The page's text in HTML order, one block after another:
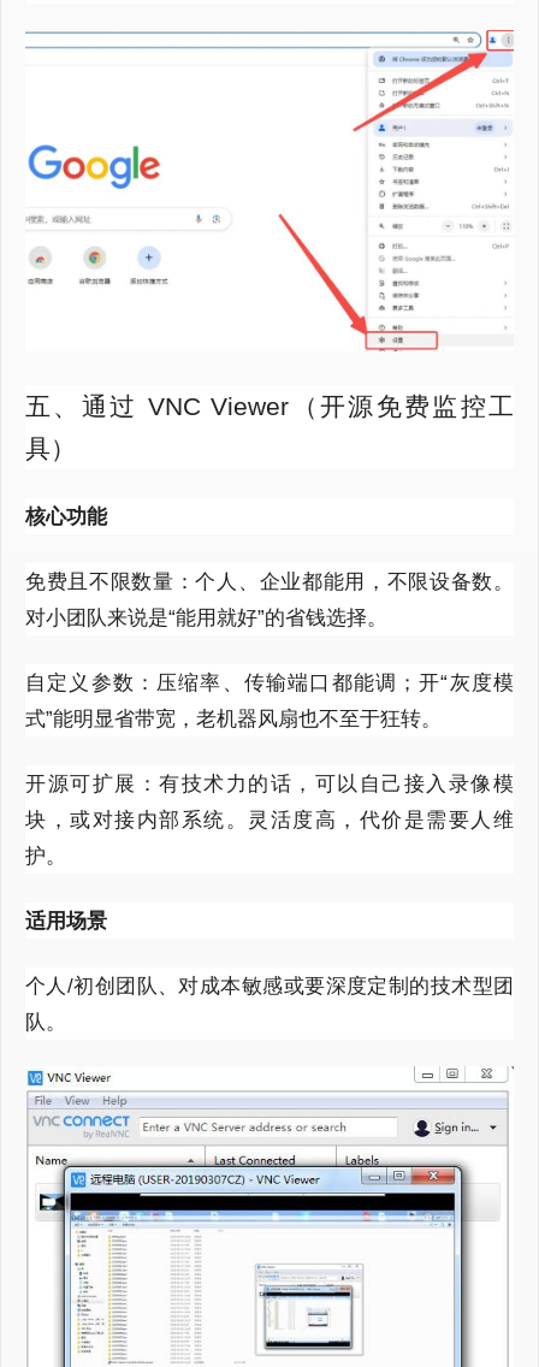
五、通过 VNC Viewer（开源免费监控工
具）
核心功能
免费且不限数量：个人、企业都能用，不限设备数。
对小团队来说是“能用就好”的省钱选择。
自定义参数：压缩率、传输端口都能调；开“灰度模
式”能明显省带宽，老机器风扇也不至于狂转。
开源可扩展：有技术力的话，可以自己接入录像模
块，或对接内部系统。灵活度高，代价是需要人维
护。
适用场景
个人 /初创团队、对成本敏感或要深度定制的技术型团
队。